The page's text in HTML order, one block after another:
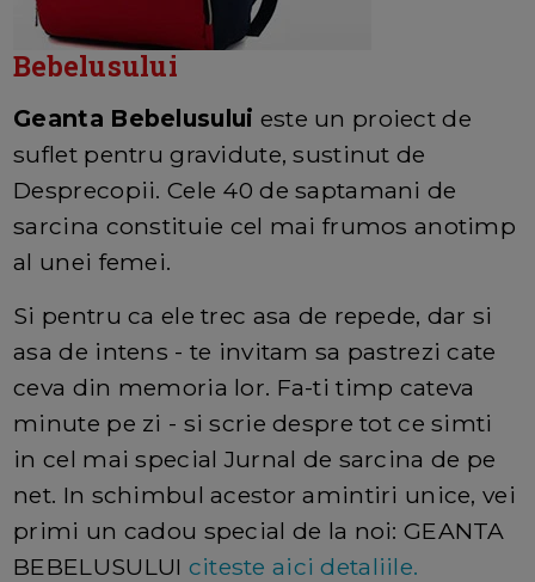
Bebelusului
Geanta Bebelusului este un proiect de
suflet pentru gravidute, sustinut de
Desprecopii. Cele 40 de saptamani de
sarcina constituie cel mai frumos anotimp
al unei femei.
Si pentru ca ele trec asa de repede, dar si
asa de intens - te invitam sa pastrezi cate
ceva din memoria lor. Fa-ti timp cateva
minute pe zi - si scrie despre tot ce simti
in cel mai special Jurnal de sarcina de pe
net. In schimbul acestor amintiri unice, vei
primi un cadou special de la noi: GEANTA
BEBELUSULUI citeste aici detaliile.